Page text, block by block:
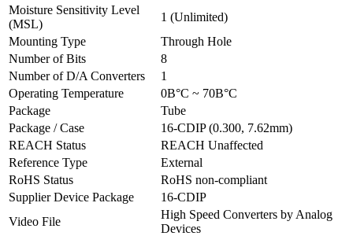
Moisture Sensitivity Level
(MSL)
1 (Unlimited)
Mounting Type
Through Hole
Number of Bits
8
Number of D/A Converters
1
Operating Temperature
0В°C ~ 70В°C
Package
Tube
Package / Case
16-CDIP (0.300, 7.62mm)
REACH Status
REACH Unaffected
Reference Type
External
RoHS Status
RoHS non-compliant
Supplier Device Package
16-CDIP
Video File
High Speed Converters by Analog
Devices